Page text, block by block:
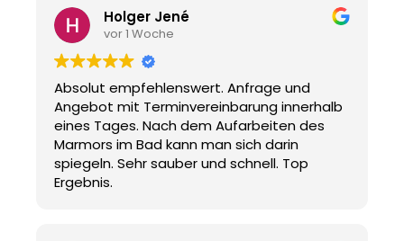
geschliffen, poliert, gereinigt und am Ende
imprägniert. Fast ohne Pausen und nach
über 10 Stunden war das Werk vollbracht.
Ich muss sagen das hatten wir nicht
erwartet, des Bad sieht wieder aus wie neu!
Vielen Dank and die Beiden für die große
Mühe und das mehr als überzeugende
Ergebnis! Wir können Bianga ohne wenn und
aber weiterempfehlen!
Holger Jené
vor 1 Woche
Absolut empfehlenswert. Anfrage und
Angebot mit Terminvereinbarung innerhalb
eines Tages. Nach dem Aufarbeiten des
Marmors im Bad kann man sich darin
spiegeln. Sehr sauber und schnell. Top
Ergebnis.